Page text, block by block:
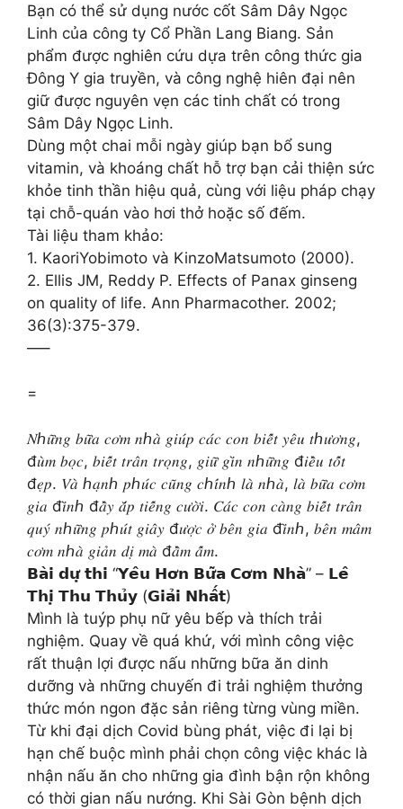
Bạn có thể sử dụng nước cốt Sâm Dây Ngọc
Linh của công ty Cổ Phần Lang Biang. Sản
phẩm được nghiên cứu dựa trên công thức gia
Đông Y gia truyền, và công nghệ hiên đại nên
giữ được nguyên vẹn các tinh chất có trong
Sâm Dây Ngọc Linh.
Dùng một chai mỗi ngày giúp bạn bổ sung
vitamin, và khoáng chất hỗ trợ bạn cải thiện sức
khỏe tinh thần hiệu quả, cùng với liệu pháp chạy
tại chỗ-quán vào hơi thở hoặc số đếm.
Tài liệu tham khảo:
1. KaoriYobimoto và KinzoMatsumoto (2000).
2. Ellis JM, Reddy P. Effects of Panax ginseng
on quality of life. Ann Pharmacother. 2002;
36(3):375-379.
—–
=
𝑁ℎ𝑢̛̃𝑛𝑔 𝑏𝑢̛̃𝑎 𝑐𝑜̛𝑚 𝑛ℎ𝑎̀ 𝑔𝑖𝑢́𝑝 𝑐𝑎́𝑐 𝑐𝑜𝑛 𝑏𝑖𝑒̂́𝑡 𝑦𝑒̂𝑢 𝑡ℎ𝑢̛𝑜̛𝑛𝑔,
đ𝑢̀𝑚 𝑏𝑜̣𝑐, 𝑏𝑖𝑒̂́𝑡 𝑡𝑟𝑎̂𝑛 𝑡𝑟𝑜̣𝑛𝑔, 𝑔𝑖𝑢̛̃ 𝑔𝑖̀𝑛 𝑛ℎ𝑢̛̃𝑛𝑔 đ𝑖𝑒̂̀𝑢 𝑡𝑜̂́𝑡
đ𝑒̣𝑝. 𝑉𝑎̀ ℎ𝑎̣𝑛ℎ 𝑝ℎ𝑢́𝑐 𝑐𝑢̃𝑛𝑔 𝑐ℎ𝑖́𝑛ℎ 𝑙𝑎̀ 𝑛ℎ𝑎̀, 𝑙𝑎̀ 𝑏𝑢̛̃𝑎 𝑐𝑜̛𝑚
𝑔𝑖𝑎 đ𝑖̀𝑛ℎ đ𝑎̂̀𝑦 𝑎̆́𝑝 𝑡𝑖𝑒̂́𝑛𝑔 𝑐𝑢̛𝑜̛̀𝑖. 𝐶𝑎́𝑐 𝑐𝑜𝑛 𝑐𝑎̀𝑛𝑔 𝑏𝑖𝑒̂́𝑡 𝑡𝑟𝑎̂𝑛
𝑞𝑢𝑦́ 𝑛ℎ𝑢̛̃𝑛𝑔 𝑝ℎ𝑢́𝑡 𝑔𝑖𝑎̂𝑦 đ𝑢̛𝑜̛̣𝑐 𝑜̛̉ 𝑏𝑒̂𝑛 𝑔𝑖𝑎 đ𝑖̀𝑛ℎ, 𝑏𝑒̂𝑛 𝑚𝑎̂𝑚
𝑐𝑜̛𝑚 𝑛ℎ𝑎̀ 𝑔𝑖𝑎̉𝑛 𝑑𝑖̣ 𝑚𝑎̀ đ𝑎̂̀𝑚 𝑎̂́𝑚.
𝗕𝗮̀𝗶 𝗱𝘂̛̣ 𝘁𝗵𝗶 “𝗬𝗲̂𝘂 𝗛𝗼̛𝗻 𝗕𝘂̛̃𝗮 𝗖𝗼̛𝗺 𝗡𝗵𝗮̀” – 𝗟𝗲̂
𝗧𝗵𝗶̣ 𝗧𝗵𝘂 𝗧𝗵𝘂̉𝘆 (𝗚𝗶𝗮̉𝗶 𝗡𝗵𝗮̂́𝘁)
Mình là tuýp phụ nữ yêu bếp và thích trải
nghiệm. Quay về quá khứ, với mình công việc
rất thuận lợi được nấu những bữa ăn dinh
dưỡng và những chuyến đi trải nghiệm thưởng
thức món ngon đặc sản riêng từng vùng miền.
Từ khi đại dịch Covid bùng phát, việc đi lại bị
hạn chế buộc mình phải chọn công việc khác là
nhận nấu ăn cho những gia đình bận rộn không
có thời gian nấu nướng. Khi Sài Gòn bệnh dịch